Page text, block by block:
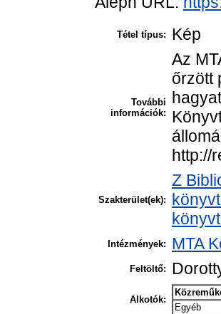
Tétel típus: Kép
További
információk:
Az
őrzött
http://
Szakterület(ek):
Z
Intézmények: MTA
Feltöltő:
Alkotók:
Egyéb